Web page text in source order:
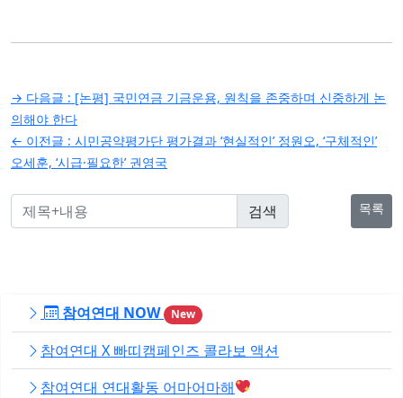
글
탐
색
→ 다음글 : [논평] 국민연금 기금운용, 원칙을 존중하며 신중하게 논
의해야 한다
← 이전글 : 시민공약평가단 평가결과 ‘현실적인’ 정원오, ‘구체적인’
오세훈, ‘시급·필요한’ 권영국
목록
참여연대 NOW New
참여연대 X 빠띠캠페인즈 콜라보 액션
참여연대 연대활동 어마어마해